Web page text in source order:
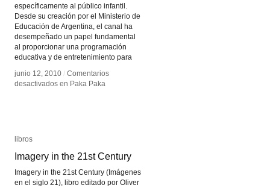
específicamente al público infantil.
Desde su creación por el Ministerio de
Educación de Argentina, el canal ha
desempeñado un papel fundamental
al proporcionar una programación
educativa y de entretenimiento para
junio 12, 2010 / Comentarios
desactivados en Paka Paka
junio 12, 2010 / Comentarios
desactivados en Paka Paka
libros
Imagery in the 21st Century
Imagery in the 21st Century (Imágenes
en el siglo 21), libro editado por Oliver
libros
Imagery in the 21st Century